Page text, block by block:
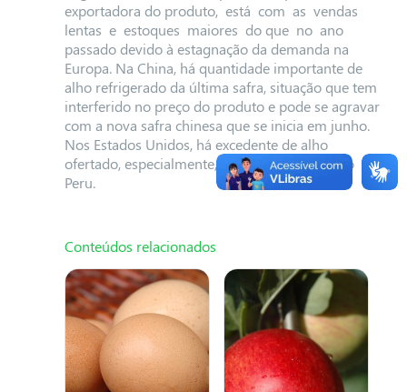
exportadora do produto, está com as vendas
lentas e estoques maiores do que no ano
passado devido à estagnação da demanda na
Europa. Na China, há quantidade importante de
alho refrigerado da última safra, situação que tem
interferido no preço do produto e pode se agravar
com a nova safra chinesa que se inicia em junho.
Nos Estados Unidos, há excedente de alho
ofertado, especialmente, pela Argentina e pelo
Peru.
Conteúdos relacionados